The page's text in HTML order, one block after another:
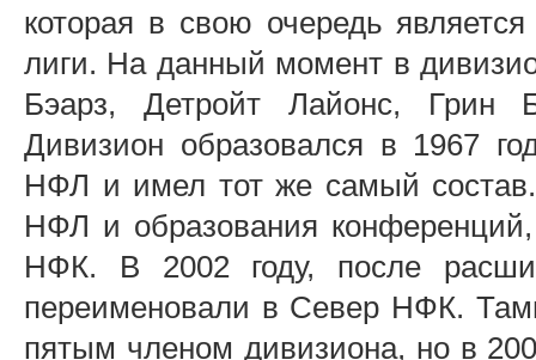
которая в свою очередь
лиги. На данный момент в
Бэарз, Детройт Лайонс, Грин
Дивизион образовался в 1967
НФЛ и имел тот же самый
НФЛ и образования
НФК. В 2002 году, после
переименовали в Север НФК.
пятым членом дивизиона, но в